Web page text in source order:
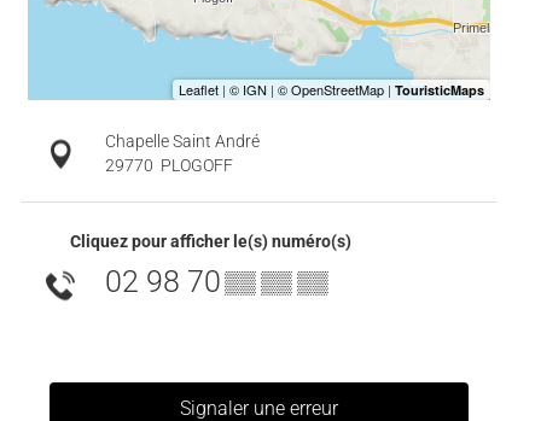
Chapelle Saint André
29770 PLOGOFF
Cliquez pour afficher le(s) numéro(s)
02 98 70▒▒ ▒▒ ▒▒
Signaler une erreur